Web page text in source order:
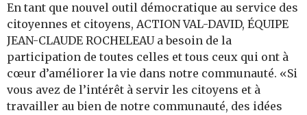
En tant que nouvel outil démocratique au service des
citoyennes et citoyens, ACTION VAL-DAVID, ÉQUIPE
JEAN-CLAUDE ROCHELEAU a besoin de la
participation de toutes celles et tous ceux qui ont à
cœur d’améliorer la vie dans notre communauté. «Si
vous avez de l’intérêt à servir les citoyens et à
travailler au bien de notre communauté, des idées